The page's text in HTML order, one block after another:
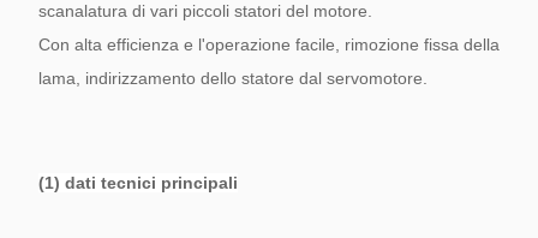
scanalatura di vari piccoli statori del motore.
Con alta efficienza e l'operazione facile, rimozione fissa della
lama, indirizzamento dello statore dal servomotore.
(1) dati tecnici principali